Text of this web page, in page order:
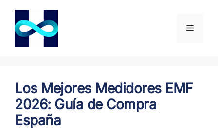
contenido
Menú
Los Mejores Medidores EMF
2026: Guía de Compra
España